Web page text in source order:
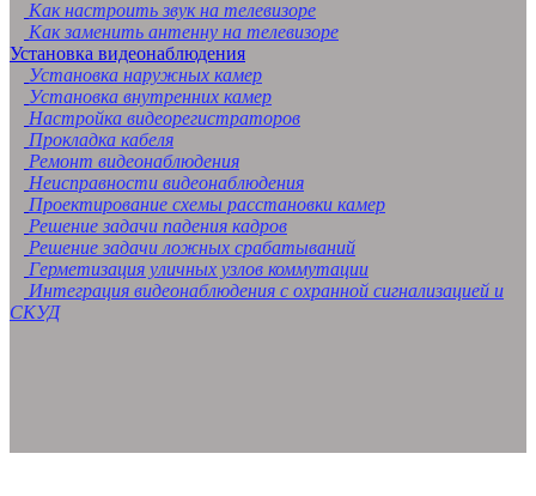
Как настроить звук на телевизоре
Как заменить антенну на телевизоре
Установка видеонаблюдения
Установка наружных камер
Установка внутренних камер
Настройка видеорегистраторов
Прокладка кабеля
Ремонт видеонаблюдения
Неисправности видеонаблюдения
Проектирование схемы расстановки камер
Решение задачи падения кадров
Решение задачи ложных срабатываний
Герметизация уличных узлов коммутации
Интеграция видеонаблюдения с охранной сигнализацией и
СКУД